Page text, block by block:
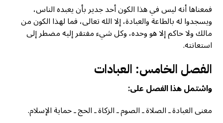
فمعناها أنه ليس في هذا الكون أحد جدير بأن يعبده الناس،
ويسجدوا له بالطاعة والعبادة، إلا الله تعالى، فما لهذا الكون من
مالك ولا حاكم إلا هو وحده، وكل شيء مفتقر إليه مضطر إلى
استعانته.
الفصل الخامس: العبادات
واشتمل هذا الفصل على:
معنى العبادة ـ الصلاة ـ الصوم ـ الزكاة ـ الحج ـ حماية الإسلام.